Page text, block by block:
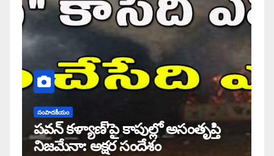
సంపాదకీయం
పవన్ కళ్యాణ్’పై కాపుల్లో అసంతృప్తి
నిజమేనా: అక్షర సందేశం